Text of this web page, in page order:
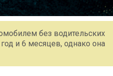
без водительских
и 6 месяцев, однако она